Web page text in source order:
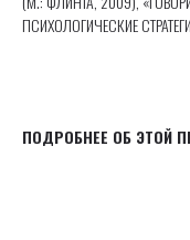
ПСИХОЛОГИЧЕСКИЕ
ПОДРОБНЕЕ ОБ ЭТОЙ